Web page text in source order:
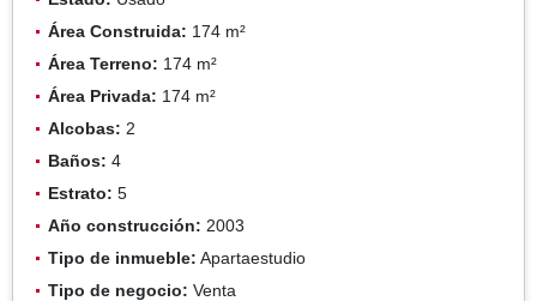
Área Construida: 174 m²
Área Terreno: 174 m²
Área Privada: 174 m²
Alcobas: 2
Baños: 4
Estrato: 5
Año construcción: 2003
Tipo de inmueble: Apartaestudio
Tipo de negocio: Venta